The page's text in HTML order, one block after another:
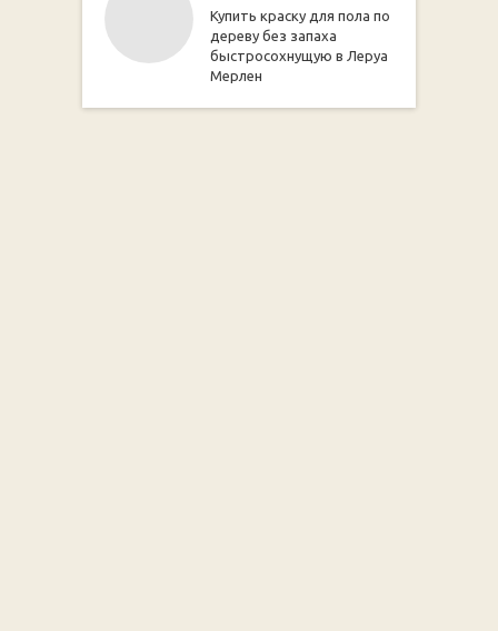
Купить краску для пола по
дереву без запаха
быстросохнущую в Леруа
Мерлен